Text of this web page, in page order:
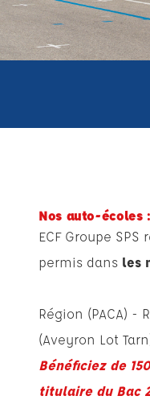
Nos auto-écoles :
ECF Groupe
permis dans les
Région (PACA) -
(Aveyron Lot
Bénéficiez de
titulaire du Bac